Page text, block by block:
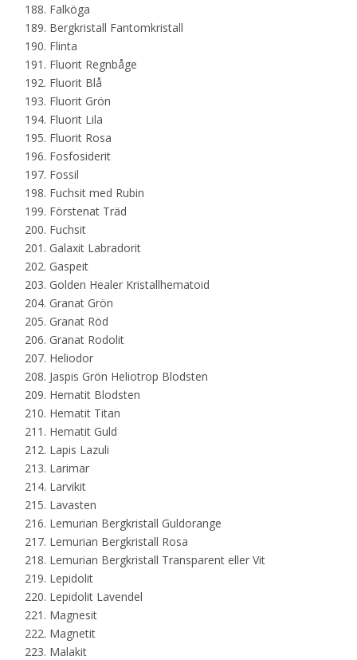
Falköga
Bergkristall Fantomkristall
Flinta
Fluorit Regnbåge
Fluorit Blå
Fluorit Grön
Fluorit Lila
Fluorit Rosa
Fosfosiderit
Fossil
Fuchsit med Rubin
Förstenat Träd
Fuchsit
Galaxit Labradorit
Gaspeit
Golden Healer Kristallhematoid
Granat Grön
Granat Röd
Granat Rodolit
Heliodor
Jaspis Grön Heliotrop Blodsten
Hematit Blodsten
Hematit Titan
Hematit Guld
Lapis Lazuli
Larimar
Larvikit
Lavasten
Lemurian Bergkristall Guldorange
Lemurian Bergkristall Rosa
Lemurian Bergkristall Transparent eller Vit
Lepidolit
Lepidolit Lavendel
Magnesit
Magnetit
Malakit